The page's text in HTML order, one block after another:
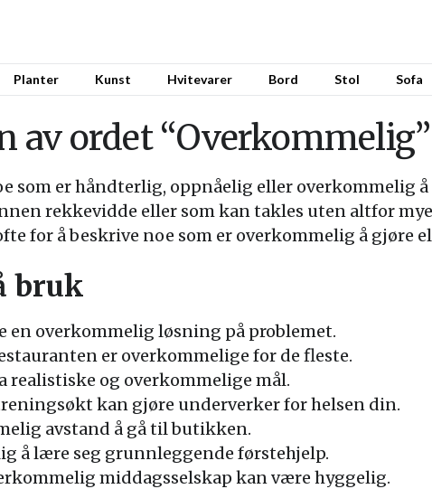
Planter Kunst Hvitevarer Bord Stol Sofa
av ordet “Overkommelig”
som er håndterlig, oppnåelig eller overkommelig
rekkevidde eller som kan takles uten altfor
for å beskrive noe som er overkommelig å gjøre
bruk
en overkommelig løsning på problemet.
er overkommelige for de fleste.
realistiske og overkommelige mål.
kan gjøre underverker for helsen din.
avstand å gå til butikken.
å lære seg grunnleggende førstehjelp.
middagsselskap kan være hyggelig.